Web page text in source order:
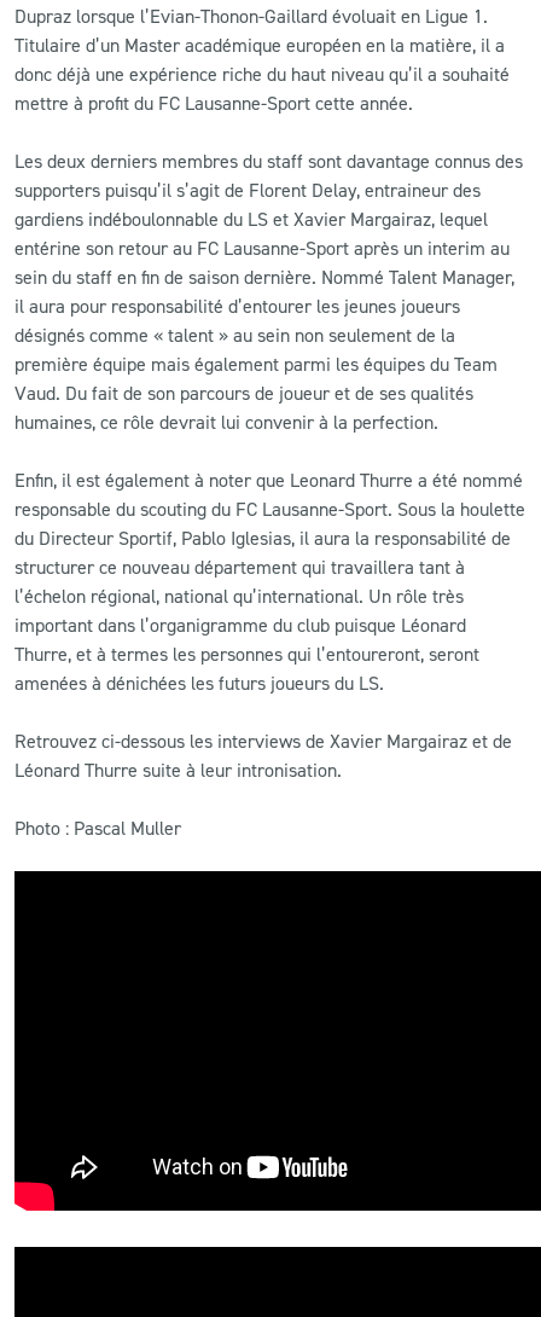
Dupraz lorsque l’Evian-Thonon-Gaillard évoluait en Ligue 1.
Titulaire d’un Master académique européen en la matière, il a
donc déjà une expérience riche du haut niveau qu’il a souhaité
mettre à profit du FC Lausanne-Sport cette année.
Les deux derniers membres du staff sont davantage connus des
supporters puisqu’il s’agit de Florent Delay, entraineur des
gardiens indéboulonnable du LS et Xavier Margairaz, lequel
entérine son retour au FC Lausanne-Sport après un interim au
sein du staff en fin de saison dernière. Nommé Talent Manager,
il aura pour responsabilité d’entourer les jeunes joueurs
désignés comme « talent » au sein non seulement de la
première équipe mais également parmi les équipes du Team
Vaud. Du fait de son parcours de joueur et de ses qualités
humaines, ce rôle devrait lui convenir à la perfection.
Enfin, il est également à noter que Leonard Thurre a été nommé
responsable du scouting du FC Lausanne-Sport. Sous la houlette
du Directeur Sportif, Pablo Iglesias, il aura la responsabilité de
structurer ce nouveau département qui travaillera tant à
l’échelon régional, national qu’international. Un rôle très
important dans l’organigramme du club puisque Léonard
Thurre, et à termes les personnes qui l’entoureront, seront
amenées à dénichées les futurs joueurs du LS.
Retrouvez ci-dessous les interviews de Xavier Margairaz et de
Léonard Thurre suite à leur intronisation.
Photo : Pascal Muller